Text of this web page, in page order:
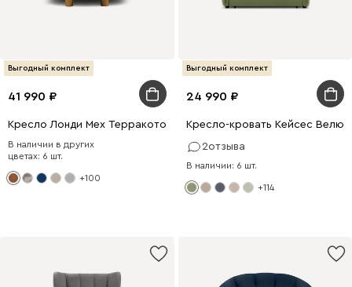
Выгодный комплект
41 990
Кресло Лонди Мех Терракотовый
В наличии в других
цветах: 6 шт.
+100
Выгодный комплект
24 990
Кресло-кровать Кейсес
2отзыва
В наличии: 6 шт.
+114